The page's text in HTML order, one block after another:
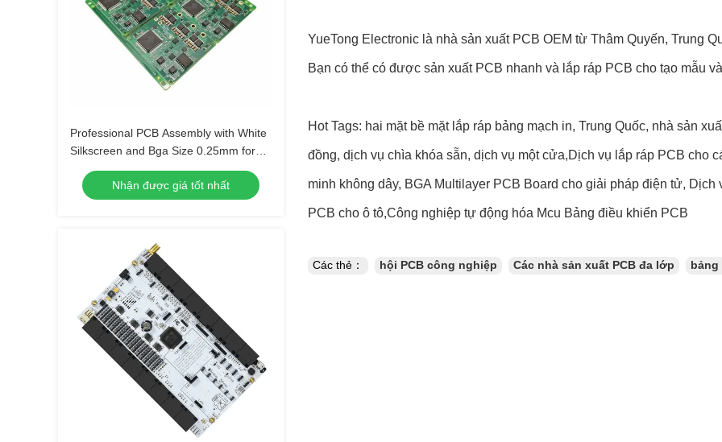
Professional PCB Assembly with White
Silkscreen and Bga Size 0.25mm for
Extreme Temperature Range -40 C -85
Nhận được giá tốt nhất
YueTong Electronic là nhà sản xuất PCB OEM từ Thâm Quyến, Trung
Bạn có thể có được sản xuất PCB nhanh và lắp ráp PCB cho tạo mẫu
Hot Tags: hai mặt bề mặt lắp ráp bảng mạch in, Trung Quốc, nhà sản
đồng, dịch vụ chìa khóa sẵn, dịch vụ một cửa,Dịch vụ lắp ráp PCB cho
minh không dây, BGA Multilayer PCB Board cho giải pháp điện tử,
PCB cho ô tô,Công nghiệp tự động hóa Mcu Bảng điều khiển PCB
Các thẻ： hội PCB công nghiệp Các nhà sản xuất PCB đa lớp bảng